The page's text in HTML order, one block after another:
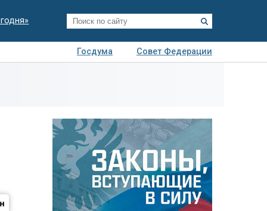
Госдума
Совет Федерации